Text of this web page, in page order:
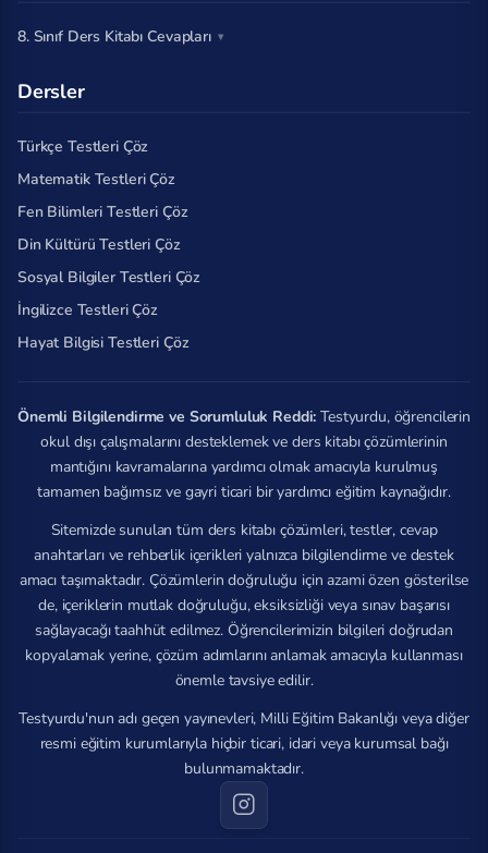
8. Sınıf Ders Kitabı Cevapları
Dersler
Türkçe Testleri Çöz
Matematik Testleri Çöz
Fen Bilimleri Testleri Çöz
Din Kültürü Testleri Çöz
Sosyal Bilgiler Testleri Çöz
İngilizce Testleri Çöz
Hayat Bilgisi Testleri Çöz
Önemli Bilgilendirme ve Sorumluluk Reddi: Testyurdu, öğrencilerin
okul dışı çalışmalarını desteklemek ve ders kitabı çözümlerinin
mantığını kavramalarına yardımcı olmak amacıyla kurulmuş
tamamen bağımsız ve gayri ticari bir yardımcı eğitim kaynağıdır.
Sitemizde sunulan tüm ders kitabı çözümleri, testler, cevap
anahtarları ve rehberlik içerikleri yalnızca bilgilendirme ve destek
amacı taşımaktadır. Çözümlerin doğruluğu için azami özen gösterilse
de, içeriklerin mutlak doğruluğu, eksiksizliği veya sınav başarısı
sağlayacağı taahhüt edilmez. Öğrencilerimizin bilgileri doğrudan
kopyalamak yerine, çözüm adımlarını anlamak amacıyla kullanması
önemle tavsiye edilir.
Testyurdu'nun adı geçen yayınevleri, Milli Eğitim Bakanlığı veya diğer
resmi eğitim kurumlarıyla hiçbir ticari, idari veya kurumsal bağı
bulunmamaktadır.